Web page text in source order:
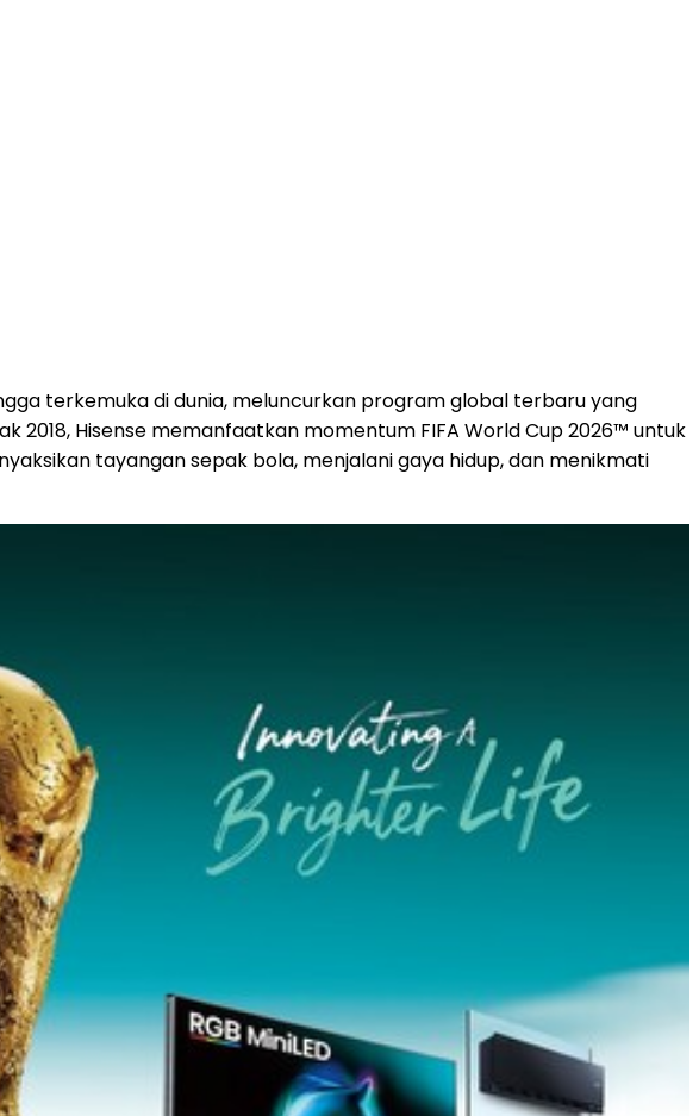
terkemuka di dunia, meluncurkan program global terbaru yang
2018, Hisense memanfaatkan momentum FIFA World Cup 2026™ untuk
tayangan sepak bola, menjalani gaya hidup, dan menikmati